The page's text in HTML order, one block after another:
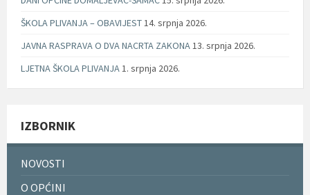
ŠKOLA PLIVANJA – OBAVIJEST14. srpnja 2026.
JAVNA RASPRAVA O DVA NACRTA ZAKONA13. srpnja 2026.
LJETNA ŠKOLA PLIVANJA1. srpnja 2026.
IZBORNIK
NOVOSTI
O OPĆINI